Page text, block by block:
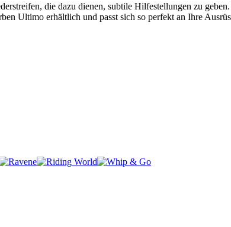
die dazu dienen, subtile Hilfestellungen zu
Ultimo erhältlich und passt sich so perfekt an Ihre